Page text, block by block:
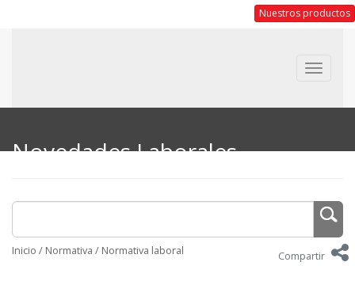
Nuestros productos
Toggle
Novedades Laborales
Inicio / Normativa / Normativa laboral Compartir